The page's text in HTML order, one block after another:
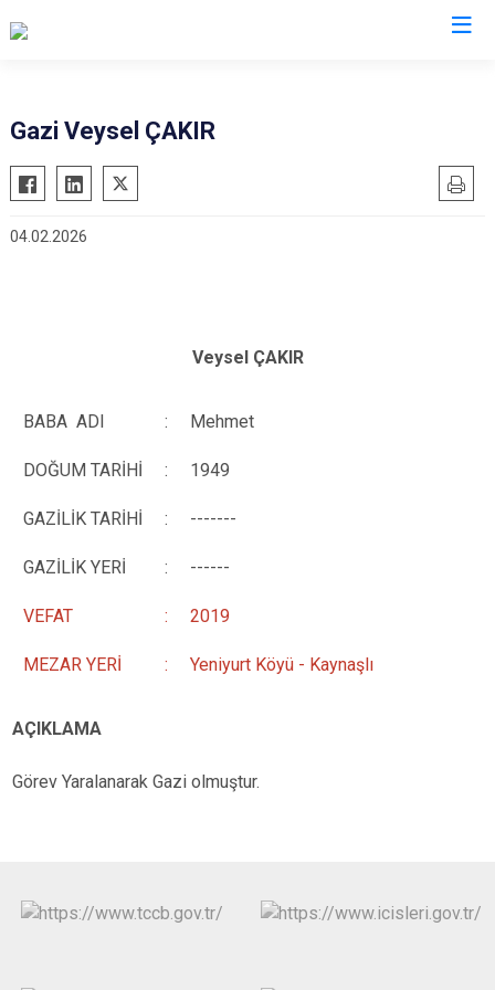
Cumayeri
Akçakoca
Çilimli
Gazi Veysel ÇAKIR
04.02.2026
Veysel ÇAKIR
BABA ADI : Mehmet
DOĞUM TARİHİ : 1949
GAZİLİK TARİHİ : -------
GAZİLİK YERİ : ------
VEFAT : 2019
MEZAR YERİ : Yeniyurt Köyü - Kaynaşlı
AÇIKLAMA
Görev Yaralanarak Gazi olmuştur.